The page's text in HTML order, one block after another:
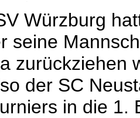
Würzburg
seine
zurückziehen
der SC
in die 1.